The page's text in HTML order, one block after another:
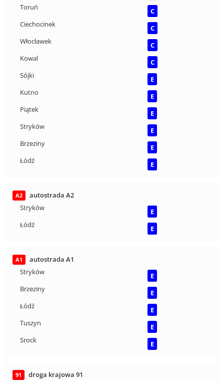
Toruń
C
Ciechocinek
C
Włocławek
C
Kowal
C
Sójki
E
Kutno
E
Piątek
E
Stryków
E
Brzeziny
E
Łódź
E
A2
autostrada A2
Stryków
E
Łódź
E
A1
autostrada A1
Stryków
E
Brzeziny
E
Łódź
E
Tuszyn
E
Srock
E
91
droga krajowa 91